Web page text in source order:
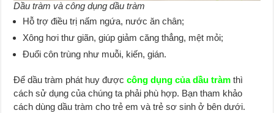
Dầu tràm và công dụng dầu tràm
Hỗ trợ điều trị nấm ngứa, nước ăn chân;
Xông hơi thư giãn, giúp giảm căng thẳng, mệt mỏi;
Đuổi côn trùng như muỗi, kiến, gián.
Để dầu tràm phát huy đượccông dụng của dầu tràm thì
cách sử dụng của chúng ta phải phù hợp. Bạn tham khảo
cách dùng dầu tràm cho trẻ em và trẻ sơ sinh ở bên dưới.